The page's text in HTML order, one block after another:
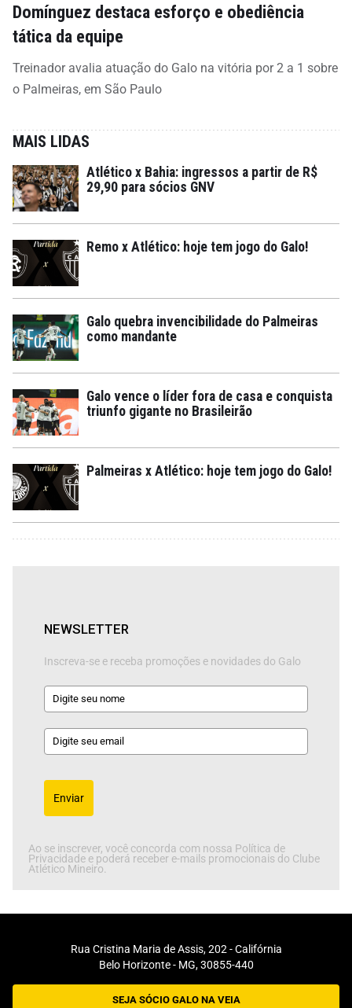
Domínguez destaca esforço e obediência
tática da equipe
Treinador avalia atuação do Galo na vitória por 2 a 1 sobre
o Palmeiras, em São Paulo
MAIS LIDAS
Atlético x Bahia: ingressos a partir de R$
29,90 para sócios GNV
Remo x Atlético: hoje tem jogo do Galo!
Galo quebra invencibilidade do Palmeiras
como mandante
Galo vence o líder fora de casa e conquista
triunfo gigante no Brasileirão
Palmeiras x Atlético: hoje tem jogo do Galo!
NEWSLETTER
Inscreva-se e receba promoções e novidades do Galo
Enviar
Ao se inscrever, você concorda com nossa Política de
Privacidade e poderá receber e-mails promocionais do Clube
Atlético Mineiro.
Rua Cristina Maria de Assis, 202 - Califórnia
Belo Horizonte - MG, 30855-440
SEJA SÓCIO GALO NA VEIA